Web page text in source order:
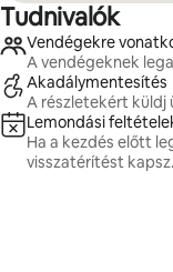
Tudnivalók
Vendégekre
A vendégeknek
Akadálymentesítés
A részletekért küldj
Lemondási
Ha a kezdés előtt
visszatérítést kapsz.